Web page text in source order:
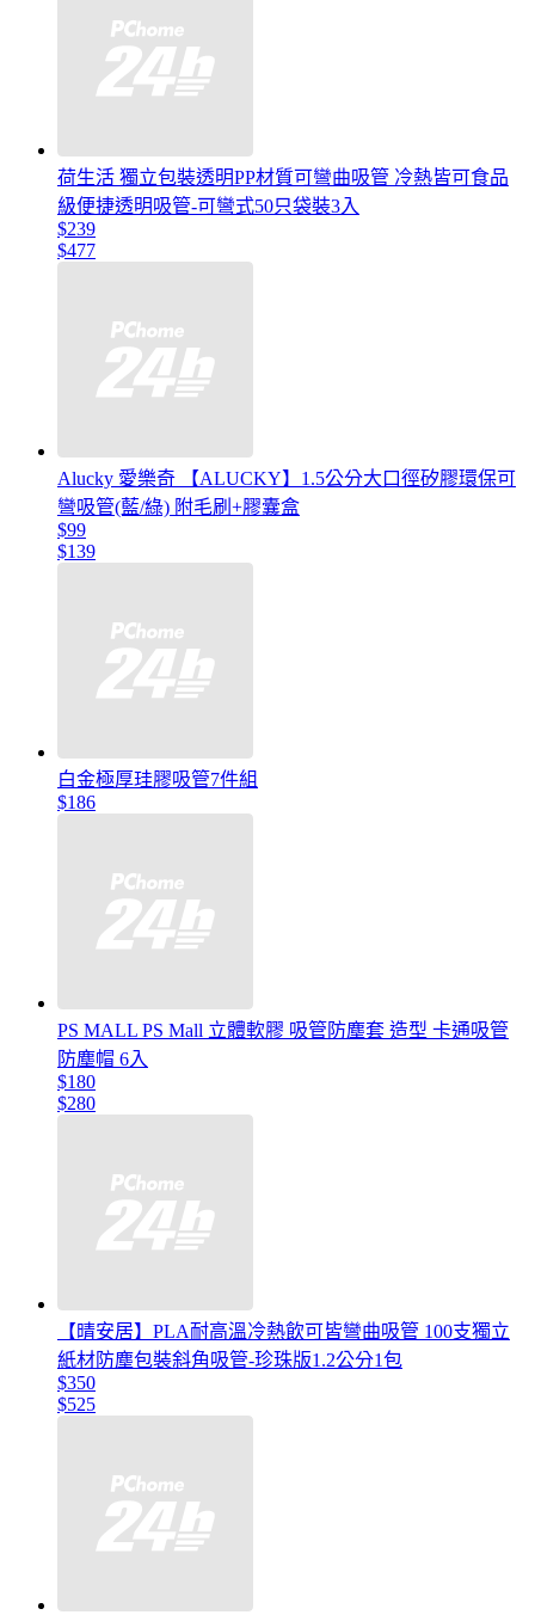
荷生活 獨立包裝透明PP材質可彎曲吸管 冷熱皆可食品
級便捷透明吸管-可彎式50只袋裝3入
$239
$477
Alucky 愛樂奇 【ALUCKY】1.5公分大口徑矽膠環保可
彎吸管(藍/綠) 附毛刷+膠囊盒
$99
$139
白金極厚珪膠吸管7件組
$186
PS MALL PS Mall 立體軟膠 吸管防塵套 造型 卡通吸管
防塵帽 6入
$180
$280
【晴安居】PLA耐高溫冷熱飲可皆彎曲吸管 100支獨立
紙材防塵包裝斜角吸管-珍珠版1.2公分1包
$350
$525